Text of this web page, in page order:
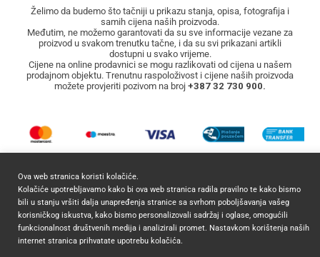
Želimo da budemo što tačniji u prikazu stanja, opisa, fotografija i
samih cijena naših proizvoda.
Međutim, ne možemo garantovati da su sve informacije vezane za
proizvod u svakom trenutku tačne, i da su svi prikazani artikli
dostupni u svako vrijeme.
Cijene na online prodavnici se mogu razlikovati od cijena u našem
prodajnom objektu. Trenutnu raspoloživost i cijene naših proizvoda
možete provjeriti pozivom na broj +387 32 730 900.
2026 ©Mocca CommerceSva prava zadržana.
Ova web stranica koristi kolačiće.
Kolačiće upotrebljavamo kako bi ova web stranica radila pravilno te kako bismo
bili u stanju vršiti dalja unapređenja stranice sa svrhom poboljšavanja vašeg
korisničkog iskustva, kako bismo personalizovali sadržaj i oglase, omogućili
funkcionalnost društvenih medija i analizirali promet. Nastavkom korištenja naših
internet stranica prihvatate upotrebu kolačića.